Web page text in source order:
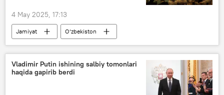
4 May 2025, 17:13
Jamiyat
O‘zbekiston
Shanxay hamkorlik tashkiloti (ShHT)
anjuman
Sog‘liqni saqlash vazirligi (SSV)
Vladimir Putin ishining salbiy tomonlari
haqida gapirib berdi